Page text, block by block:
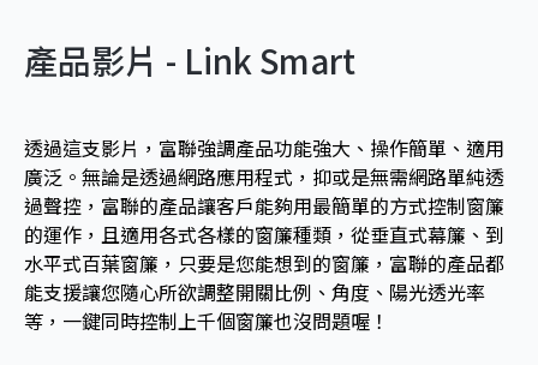
產品影片 - Link Smart
透過這支影片，富聯強調產品功能強大、操作簡單、適用
廣泛。無論是透過網路應用程式，抑或是無需網路單純透
過聲控，富聯的產品讓客戶能夠用最簡單的方式控制窗簾
的運作，且適用各式各樣的窗簾種類，從垂直式幕簾、到
水平式百葉窗簾，只要是您能想到的窗簾，富聯的產品都
能支援讓您隨心所欲調整開關比例、角度、陽光透光率
等，一鍵同時控制上千個窗簾也沒問題喔！